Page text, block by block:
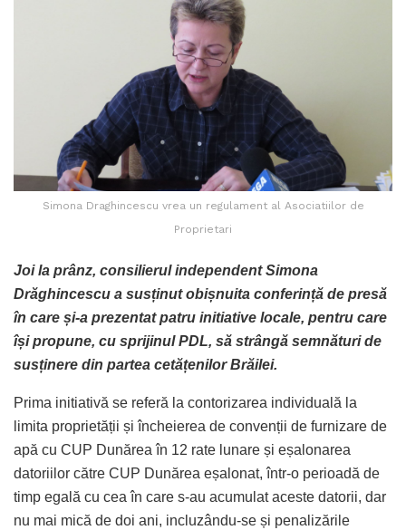
Simona Draghincescu vrea un regulament al Asociatiilor de
Proprietari
Joi la prânz, consilierul independent Simona
Drăghincescu a susținut obișnuita conferință de presă
în care și-a prezentat patru initiative locale, pentru care
își propune, cu sprijinul PDL, să strângă semnături de
susținere din partea cetățenilor Brăilei.
Prima initiativă se referă la contorizarea individuală la
limita proprietății și încheierea de convenții de furnizare de
apă cu CUP Dunărea în 12 rate lunare și eșalonarea
datoriilor către CUP Dunărea eșalonat, într-o perioadă de
timp egală cu cea în care s-au acumulat aceste datorii, dar
nu mai mică de doi ani, incluzându-se și penalizările